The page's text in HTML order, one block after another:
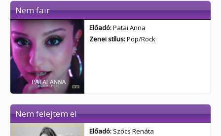
Nem fair
Előadó:Patai Anna
Zenei stílus:Pop/Rock
Nem felejtem el
Előadó: Szőcs Renáta